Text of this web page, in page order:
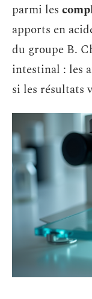
parmi les
apports en
du groupe B.
intestinal : les
si les résultats